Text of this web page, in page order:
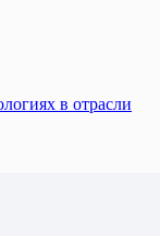
в отрасли